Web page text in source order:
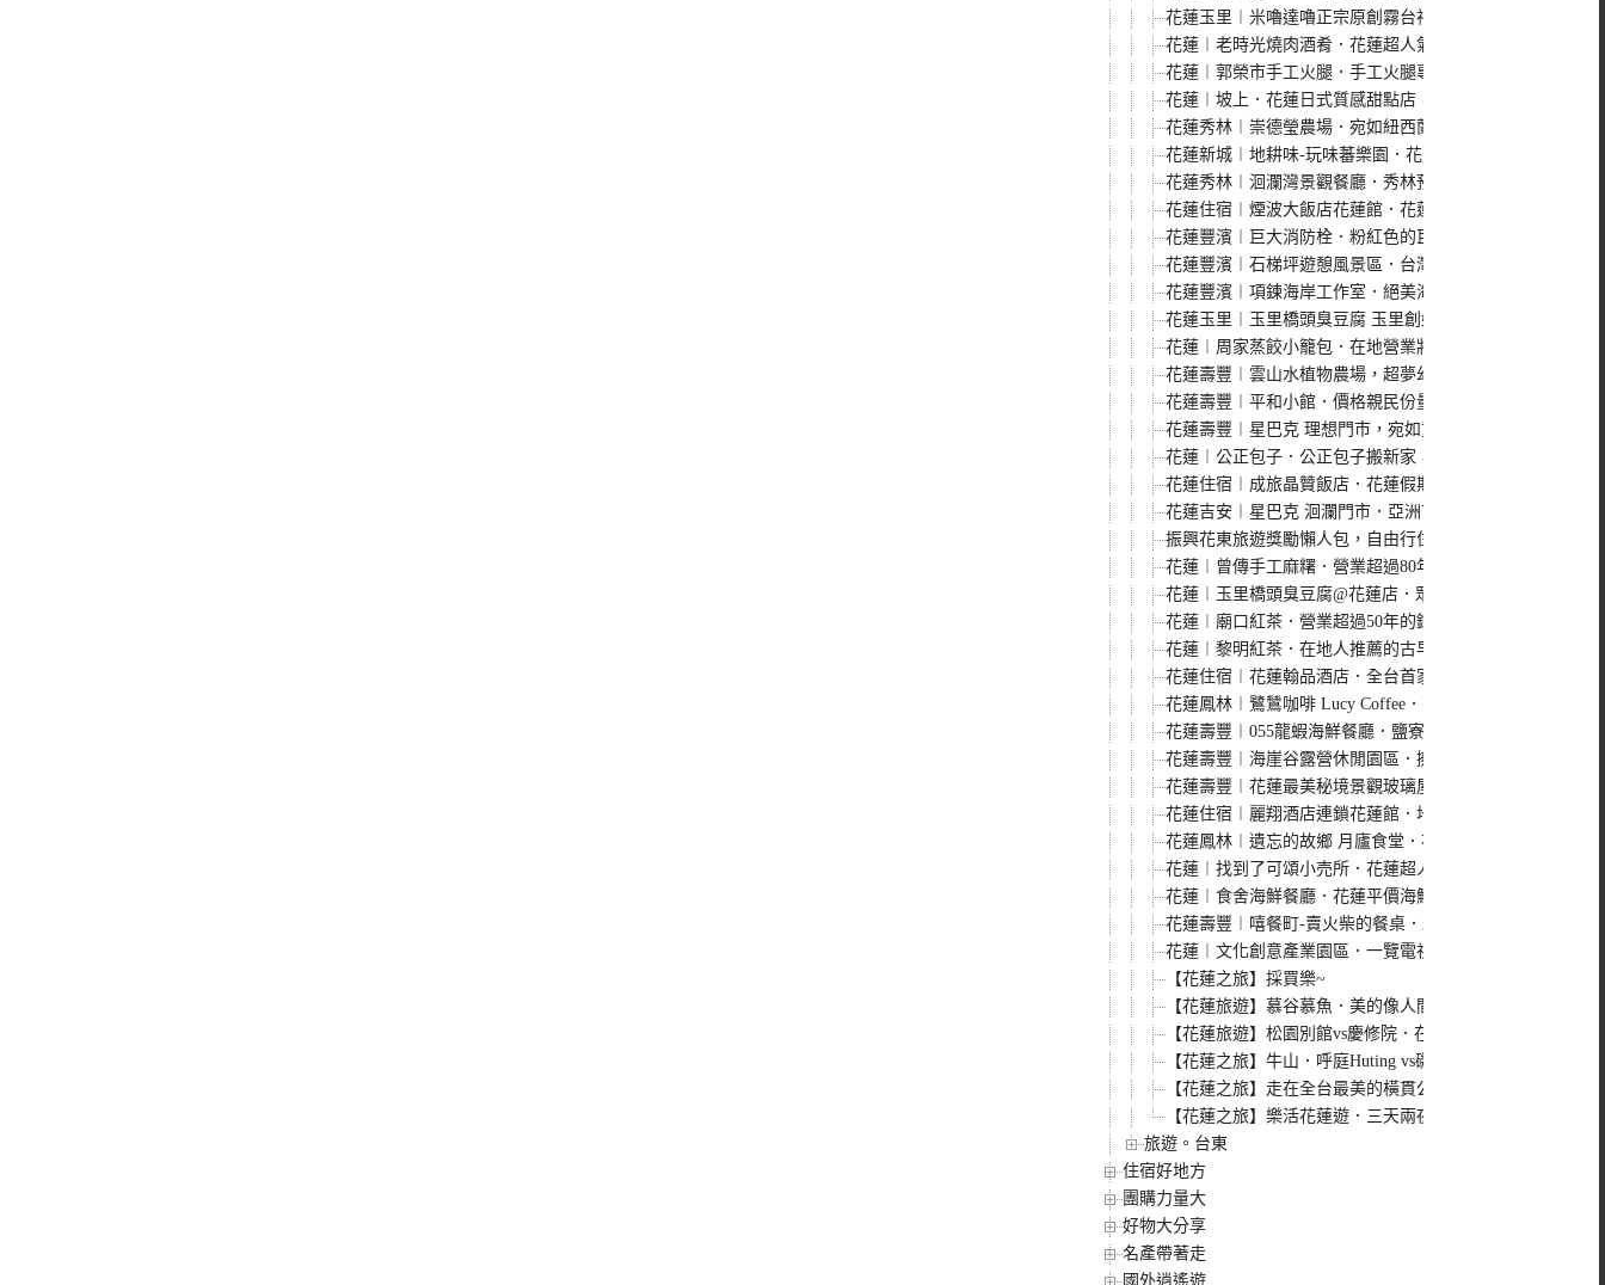
花蓮玉里︱米嚕達嚕正宗原創霧台神山小米甜甜圈．外酥
花蓮︱老時光燒肉酒肴．花蓮超人氣燒肉居酒屋，越晚越
花蓮︱郭榮市手工火腿．手工火腿專門店，現點現做的厚
花蓮︱坡上．花蓮日式質感甜點店，價格親民還相當的好吃
花蓮秀林︱崇德瑩農場．宛如紐西蘭般的大草原美景，崇
花蓮新城︱地耕味-玩味蕃樂園．花蓮新城免費室內景點，
花蓮秀林︱洄瀾灣景觀餐廳．秀林預約制景觀餐廳，還有
花蓮住宿︱煙波大飯店花蓮館．花蓮市區可以看海景的親
花蓮豐濱︱巨大消防栓．粉紅色的巨無霸消防栓，豐濱順路
花蓮豐濱︱石梯坪遊憩風景區．台灣第一壺穴景觀，特殊
花蓮豐濱︱項鍊海岸工作室．絕美海岸線還有特殊地質景
花蓮玉里︱玉里橋頭臭豆腐 玉里創始店．酥香臭豆腐，搭
花蓮︱周家蒸餃小籠包．在地營業將近50年老店，小籠包
花蓮壽豐︱雲山水植物農場，超夢幻的湖光倒影、跳石瀑
花蓮壽豐︱平和小館．價格親民份量大，google評價高達4.7
花蓮壽豐︱星巴克 理想門市，宛如童話故事般的夢幻小屋
花蓮︱公正包子．公正包子搬新家，價格不變還可以宅配
花蓮住宿︱成旅晶贊飯店．花蓮假期 Park City Hotel
花蓮吉安︱星巴克 洄瀾門市．亞洲首間以貨櫃打造的星巴
振興花東旅遊獎勵懶人包，自由行住房補助、農粉幣怎麼
花蓮︱曾傳手工麻糬．營業超過80年的花蓮第一家麻糬，
花蓮︱玉里橋頭臭豆腐@花蓮店．眾多老饕評比心目中最
花蓮︱廟口紅茶．營業超過50年的鋼管紅茶老店，清晨營
花蓮︱黎明紅茶．在地人推薦的古早味早餐、宵夜，營業
花蓮住宿︱花蓮翰品酒店．全台首家與繪本家幾米合作的
花蓮鳳林︱鷺鷥咖啡 Lucy Coffee．有著異國風味和童話世
花蓮壽豐︱055龍蝦海鮮餐廳．鹽寮海岸旁的海鮮餐廳名店
花蓮壽豐︱海崖谷露營休閒園區．擁有絕佳海景的景觀餐
花蓮壽豐︱花蓮最美秘境景觀玻璃屋．入園費100元，還有
花蓮住宿︱麗翔酒店連鎖花蓮館．地理環境非常好，就在
花蓮鳳林︱遺忘的故鄉 月廬食堂．花蓮半山腰上的隱密食
花蓮︱找到了可頌小売所．花蓮超人氣可頌專賣店，一天
花蓮︱食舍海鮮餐廳．花蓮平價海鮮餐廳，新鮮好吃價格
花蓮壽豐︱嘻餐町-賣火柴的餐桌．森林裡的野營風晚餐，
花蓮︱文化創意產業園區．一覽電視劇”茶金”拍攝地，回
【花蓮之旅】採買樂~
【花蓮旅遊】慕谷慕魚．美的像人間仙境的Mukumugi
【花蓮旅遊】松園別館vs慶修院．在老松樹下喝咖啡
【花蓮之旅】牛山．呼庭Huting vs磯崎國小．美麗的太平洋
【花蓮之旅】走在全台最美的橫貫公路~中橫之美
【花蓮之旅】樂活花蓮遊．三天兩夜行程總表
旅遊。台東
住宿好地方
團購力量大
好物大分享
名產帶著走
國外逍遙遊